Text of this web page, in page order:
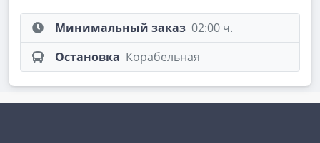
Минимальный заказ 02:00 ч.
Остановка Корабельная